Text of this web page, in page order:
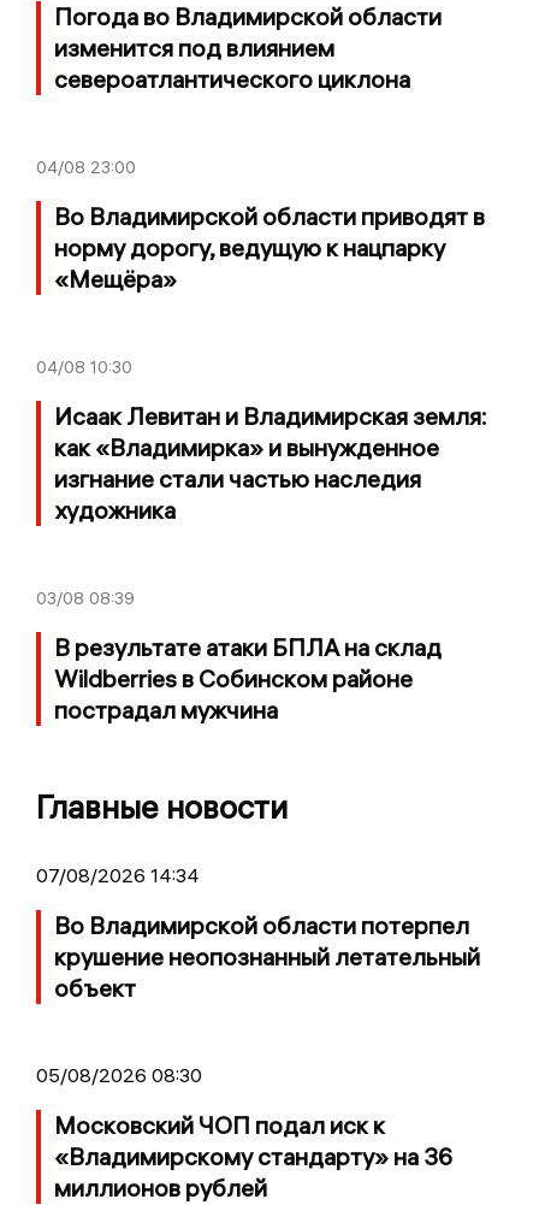
Погода во Владимирской области
изменится под влиянием
североатлантического циклона
04/08 23:00
Во Владимирской области приводят в
норму дорогу, ведущую к нацпарку
«Мещёра»
04/08 10:30
Исаак Левитан и Владимирская земля:
как «Владимирка» и вынужденное
изгнание стали частью наследия
художника
03/08 08:39
В результате атаки БПЛА на склад
Wildberries в Собинском районе
пострадал мужчина
Главные новости
07/08/2026 14:34
Во Владимирской области потерпел
крушение неопознанный летательный
объект
05/08/2026 08:30
Московский ЧОП подал иск к
«Владимирскому стандарту» на 36
миллионов рублей